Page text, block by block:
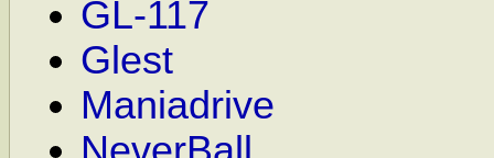
GL-117
Glest
Maniadrive